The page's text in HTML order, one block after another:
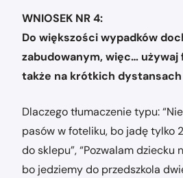
WNIOSEK NR 4:
Do większości wypadków
zabudowanym, więc… używaj
także na krótkich dystansach
Dlaczego tłumaczenie typu:
pasów w foteliku, bo jadę tylko
do sklepu”, “Pozwalam dziecku
bo jedziemy do przedszkola